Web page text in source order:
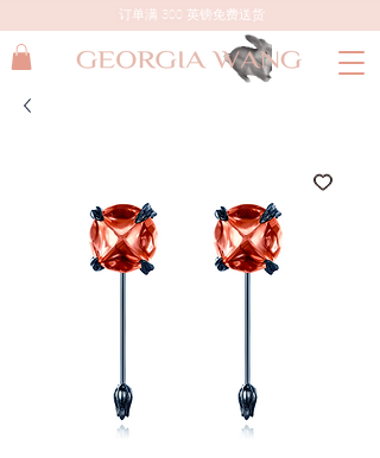
订单满 300 英镑免费送货